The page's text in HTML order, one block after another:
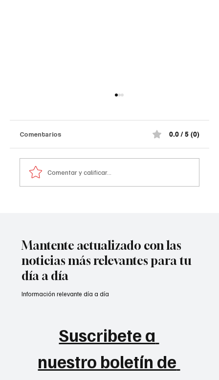
Comentarios 0.0 / 5 (0)
Comentar y calificar...
Mantente actualizado con las
noticias más relevantes para tu
día a día
Suscribete a
nuestro boletín de
Información relevante día a día